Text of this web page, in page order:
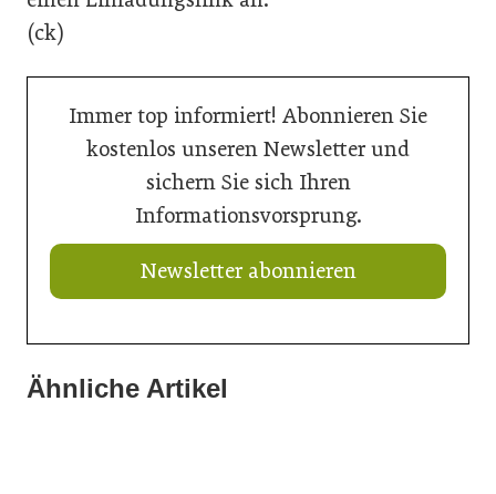
(ck)
Immer top informiert! Abonnieren Sie
kostenlos unseren Newsletter und
sichern Sie sich Ihren
Informationsvorsprung.
Newsletter abonnieren
Ähnliche Artikel
20. Juli 2026